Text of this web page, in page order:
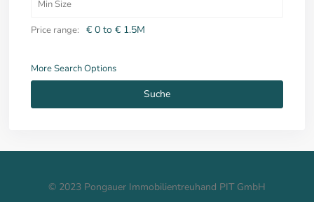
Price range: € 0 to € 1.5M
More Search Options
Suche
© 2023 Pongauer Immobilientreuhand PIT GmbH